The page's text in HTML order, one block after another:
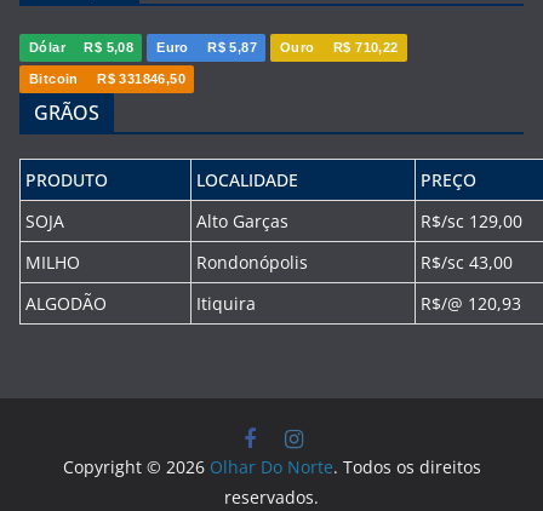
Dólar R$ 5,08 Euro R$ 5,87 Ouro R$ 710,22
Bitcoin R$ 331846,50
GRÃOS
PRODUTO LOCALIDADE
PREÇO
SOJA
Alto Garças
R$/sc 129,00
MILHO
Rondonópolis
R$/sc 43,00
ALGODÃO
Itiquira R$/@ 120,93
Copyright © 2026 Olhar Do Norte. Todos os direitos
reservados.